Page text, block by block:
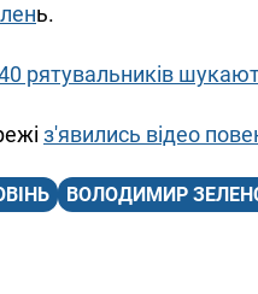
ь.
рятувальників
з'явились відео
ВОЛОДИМИР